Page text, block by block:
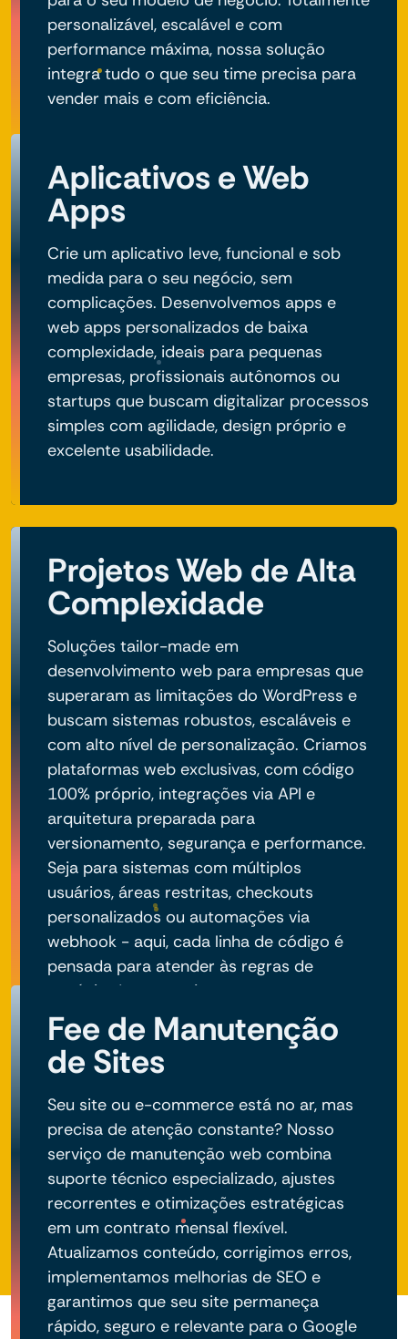
personalizável, escalável e com
performance máxima, nossa solução
integra tudo o que seu time precisa para
vender mais e com eficiência.
Aplicativos e Web
Apps
Crie um aplicativo leve, funcional e sob
medida para o seu negócio, sem
complicações. Desenvolvemos apps e
web apps personalizados de baixa
complexidade, ideais para pequenas
empresas, profissionais autônomos ou
startups que buscam digitalizar processos
simples com agilidade, design próprio e
excelente usabilidade.
Projetos Web de Alta
Complexidade
Soluções tailor-made em
desenvolvimento web para empresas que
superaram as limitações do WordPress e
buscam sistemas robustos, escaláveis e
com alto nível de personalização. Criamos
plataformas web exclusivas, com código
100% próprio, integrações via API e
arquitetura preparada para
versionamento, segurança e performance.
Seja para sistemas com múltiplos
usuários, áreas restritas, checkouts
personalizados ou automações via
webhook - aqui, cada linha de código é
pensada para atender às regras de
negócio do seu projeto.
Fee de Manutenção
de Sites
Seu site ou e-commerce está no ar, mas
precisa de atenção constante? Nosso
serviço de manutenção web combina
suporte técnico especializado, ajustes
recorrentes e otimizações estratégicas
em um contrato mensal flexível.
Atualizamos conteúdo, corrigimos erros,
implementamos melhorias de SEO e
garantimos que seu site permaneça
rápido, seguro e relevante para o Google